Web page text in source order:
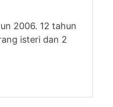
2006. 12 tahun
isteri dan 2